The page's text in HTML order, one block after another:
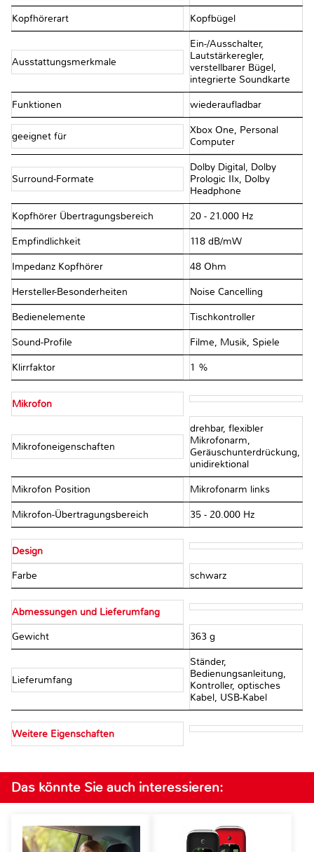
Kopfhörerart Kopfbügel
Ausstattungsmerkmale
Ein-/Ausschalter,
Lautstärkeregler,
verstellbarer Bügel,
integrierte Soundkarte
Funktionen wiederaufladbar
geeignet für
Xbox One, Personal
Computer
Surround-Formate
Dolby Digital, Dolby
Prologic IIx, Dolby
Headphone
Kopfhörer Übertragungsbereich 20 - 21.000 Hz
Empfindlichkeit 118 dB/mW
Impedanz Kopfhörer 48 Ohm
Hersteller-Besonderheiten Noise Cancelling
Bedienelemente Tischkontroller
Sound-Profile Filme, Musik, Spiele
Klirrfaktor 1 %
Mikrofon
Mikrofoneigenschaften
drehbar, flexibler
Mikrofonarm,
Geräuschunterdrückung,
unidirektional
Mikrofon Position Mikrofonarm links
Mikrofon-Übertragungsbereich 35 - 20.000 Hz
Design
Farbe schwarz
Abmessungen und Lieferumfang
Gewicht 363 g
Lieferumfang
Ständer,
Bedienungsanleitung,
Kontroller, optisches
Kabel, USB-Kabel
Weitere Eigenschaften
Das könnte Sie auch interessieren: